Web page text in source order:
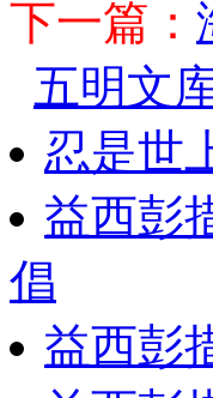
下一篇：
五明文
忍是世
益西彭
倡
益西彭